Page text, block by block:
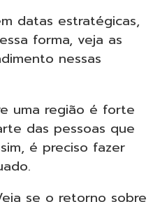
datas estratégicas,
forma, veja as
nessas
uma região é forte
das pessoas que
é preciso fazer
se o retorno sobre